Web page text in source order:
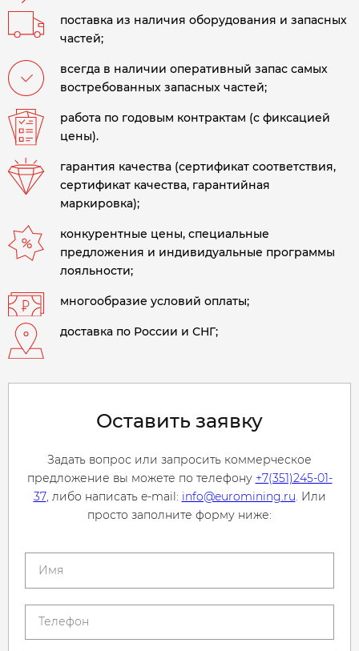
поставка из наличия оборудования и запасных
частей;
всегда в наличии оперативный запас самых
востребованных запасных частей;
работа по годовым контрактам (с фиксацией
цены).
гарантия качества (сертификат соответствия,
сертификат качества, гарантийная
маркировка);
конкурентные цены, специальные
предложения и индивидуальные программы
лояльности;
многообразие условий оплаты;
доставка по России и СНГ;
Оставить заявку
Задать вопрос или запросить коммерческое
предложение вы можете по телефону +7(351)245-01-
37, либо написать e-mail: info@euromining.ru. Или
просто заполните форму ниже: